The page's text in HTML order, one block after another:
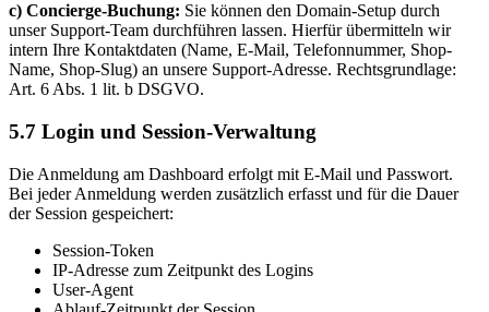
c) Concierge-Buchung: Sie können den Domain-Setup durch
unser Support-Team durchführen lassen. Hierfür übermitteln wir
intern Ihre Kontaktdaten (Name, E-Mail, Telefonnummer, Shop-
Name, Shop-Slug) an unsere Support-Adresse. Rechtsgrundlage:
Art. 6 Abs. 1 lit. b DSGVO.
5.7 Login und Session-Verwaltung
Die Anmeldung am Dashboard erfolgt mit E-Mail und Passwort.
Bei jeder Anmeldung werden zusätzlich erfasst und für die Dauer
der Session gespeichert:
Session-Token
IP-Adresse zum Zeitpunkt des Logins
User-Agent